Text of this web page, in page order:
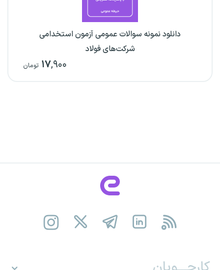
دانلود نمونه سوالات عمومی آزمون استخدامی
شرکت‌های فولاد
۱۷,۹۰۰ تومان